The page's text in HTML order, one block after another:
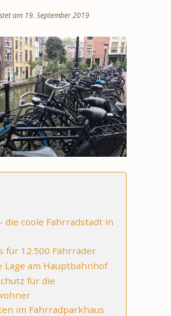
am 19. September 2019
die coole Fahrradstadt in
für 12.500 Fahrräder
Lage am Hauptbahnhof
für die
im Fahrradparkhaus